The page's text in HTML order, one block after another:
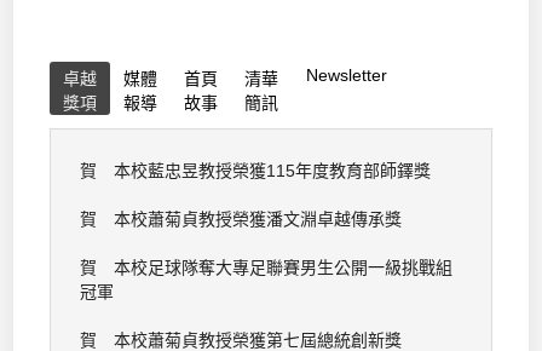
卓越
獎項
賀 本校藍忠昱教授榮獲115年度教育部師鐸獎
賀 本校蕭菊貞教授榮獲潘文淵卓越傳承獎
賀 本校足球隊奪大專足聯賽男生公開一級挑戰組
冠軍
賀 本校蕭菊貞教授榮獲第七屆總統創新獎
媒體
報導
首頁
故事
清華
簡訊
Newsletter